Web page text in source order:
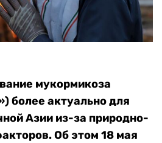
мукормикоза
более актуально для
Азии из-за природно-
Об этом 18 мая